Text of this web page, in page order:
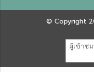
© Copyright
ผู้เข้าช